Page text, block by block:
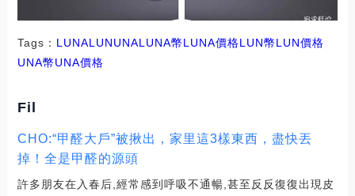
Tags： LUNALUNUNALUNA幣LUNA價格LUN幣LUN價格
UNA幣UNA價格
Fil
CHO:“甲醛大戶”被揪出，家里這3樣東西，盡快丟
掉！全是甲醛的源頭
許多朋友在入春后,經常感到呼吸不通暢,甚至反反復復出現皮